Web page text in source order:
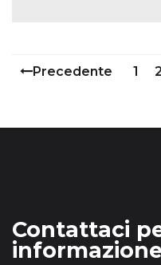
Precedente 1 2
Contattaci